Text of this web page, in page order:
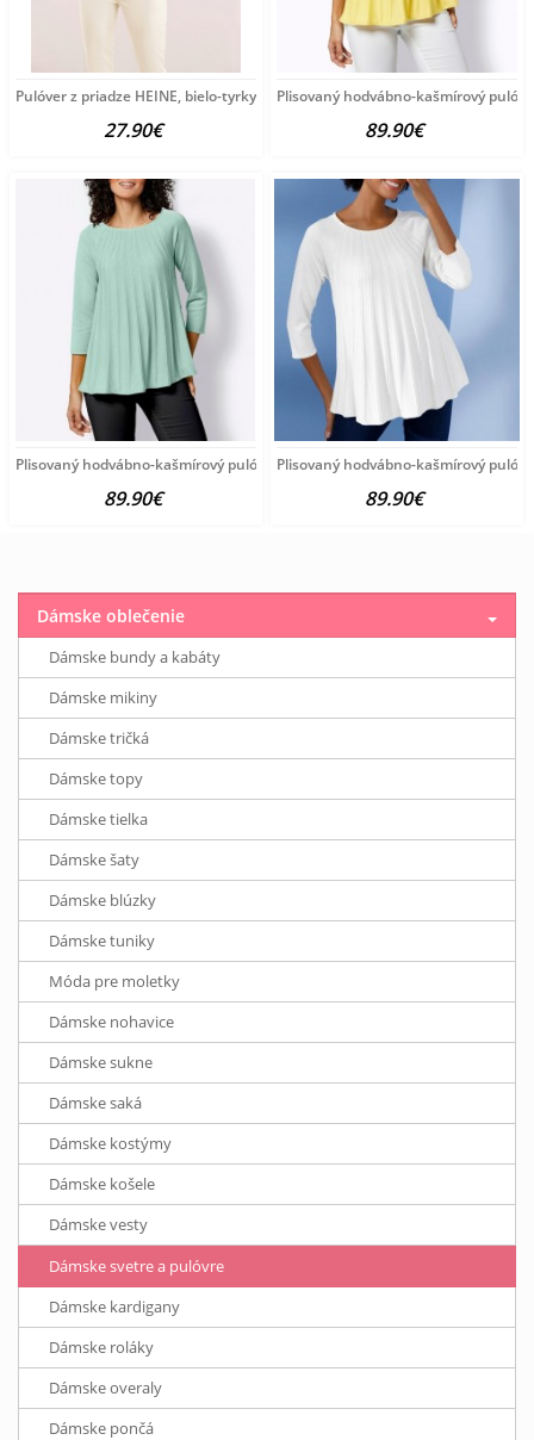
Pulóver z priadze HEINE, bielo-tyrkysový
27.90€
Plisovaný hodvábno-kašmírový
89.90€
Plisovaný hodvábno-kašmírový pulóver vzhľadom Création
89.90€
Plisovaný hodvábno-kašmírový
89.90€
Dámske oblečenie
Dámske bundy a kabáty
Dámske mikiny
Dámske tričká
Dámske topy
Dámske tielka
Dámske šaty
Dámske blúzky
Dámske tuniky
Móda pre moletky
Dámske nohavice
Dámske sukne
Dámske saká
Dámske kostýmy
Dámske košele
Dámske vesty
Dámske svetre a pulóvre
Dámske kardigany
Dámske roláky
Dámske overaly
Dámske pončá